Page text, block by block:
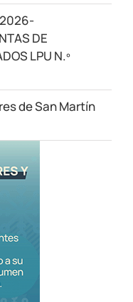
2026-
DE
LPU N.º
de San Martín